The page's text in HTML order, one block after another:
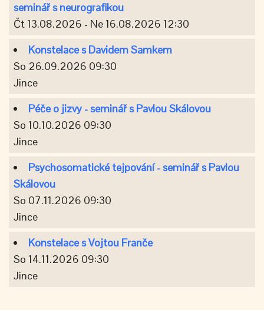
seminář s neurografikou
Čt 13.08.2026 - Ne 16.08.2026 12:30
Konstelace s Davidem Samkem
So 26.09.2026 09:30
Jince
Péče o jizvy - seminář s Pavlou Skálovou
So 10.10.2026 09:30
Jince
Psychosomatické tejpování - seminář s Pavlou
Skálovou
So 07.11.2026 09:30
Jince
Konstelace s Vojtou Franče
So 14.11.2026 09:30
Jince